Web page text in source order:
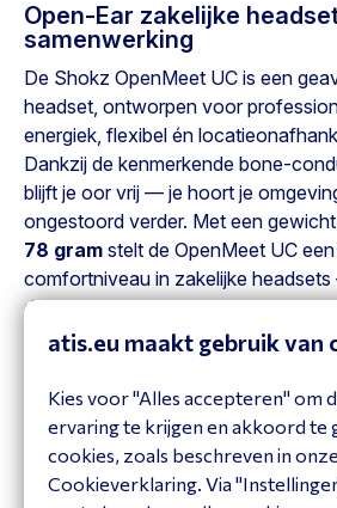
Open-Ear zakelijke
samenwerking
De Shokz OpenMeet UC is een
headset, ontworpen voor
energiek, flexibel én
Dankzij de kenmerkende bone-
blijft je oor vrij — je hoort je
ongestoord verder. Met een
78 gram stelt de OpenMeet UC
comfortniveau in zakelijke
dat je hem draagt. De titanium-flex
verwisselbare templekussentjes (3
gesprekken, hybride werkplekken
vergaderingen.
Waarom kiezen voor de
atis.eu maakt gebruik van
Kies voor "Alles accepteren" om
ervaring te krijgen en akkoord te
cookies, zoals beschreven in
Cookieverklaring. Via